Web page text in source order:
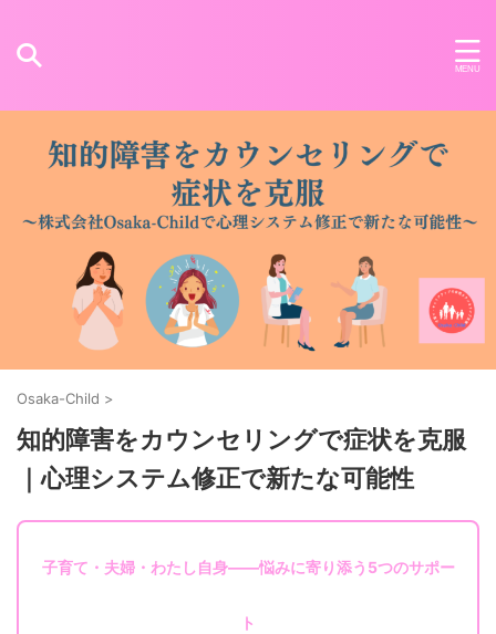
Osaka-Child >
知的障害をカウンセリングで症状を克服
｜心理システム修正で新たな可能性
子育て・夫婦・わたし自身——悩みに寄り添う5つのサポー
ト